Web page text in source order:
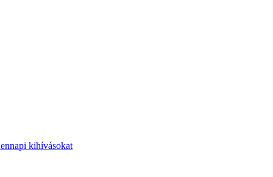
kihívásokat